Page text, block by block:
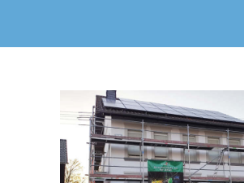
KONTAKT